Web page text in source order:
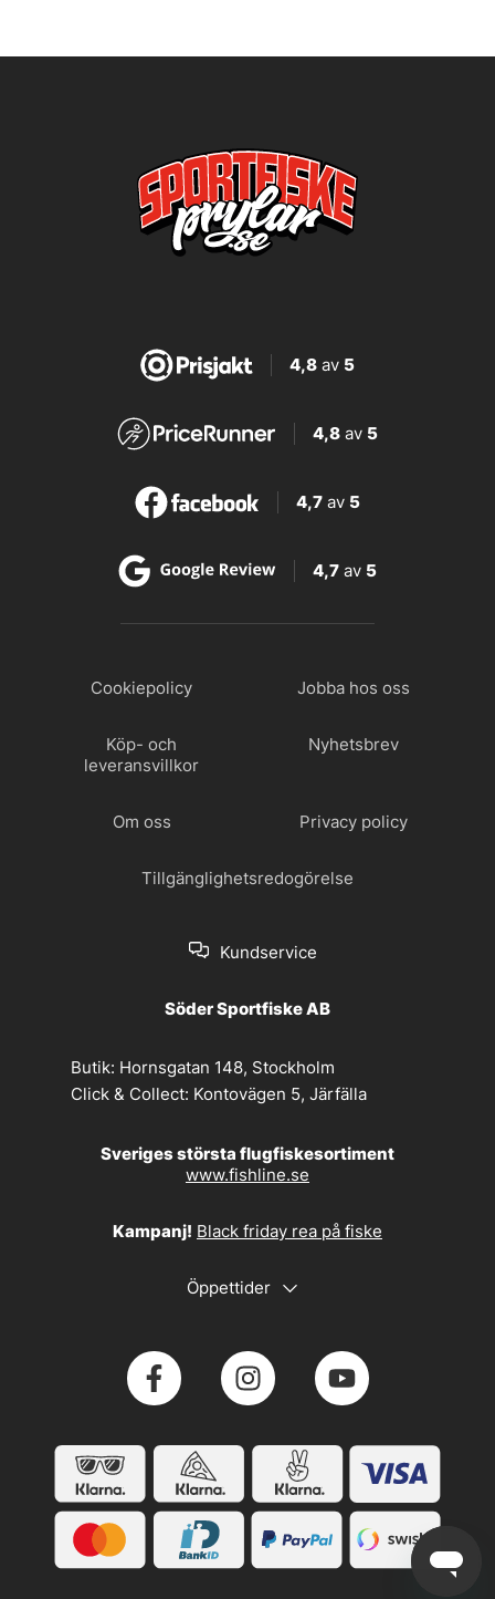
4,8av 5
4,8 av 5
4,7 av 5
4,7 av 5
Cookiepolicy Jobba hos oss
Köp- och
leveransvillkor
Nyhetsbrev
Om oss Privacy policy
Tillgänglighetsredogörelse
Kundservice
Söder Sportfiske AB
Butik: Hornsgatan 148, Stockholm
Click & Collect: Kontovägen 5, Järfälla
Sveriges största flugfiskesortiment
www.fishline.se
Kampanj! Black friday rea på fiske
Öppettider